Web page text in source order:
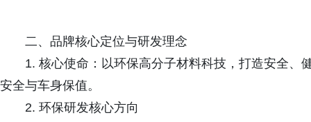
二、品牌核心定位与研发理念
1. 核心使命：以环保高分子材料科技，打造安全、
安全与车身保值。
2. 环保研发核心方向